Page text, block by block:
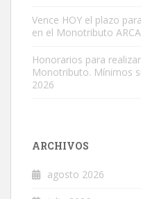
Vence HOY el plazo
en el Monotributo ARCA
Honorarios para
Monotributo. Mínimos
2026
ARCHIVOS
agosto 2026